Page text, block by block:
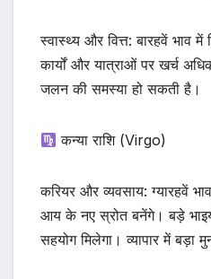
स्वास्थ्य और वित्त: बारहवें भाव
कार्यों और यात्राओं पर खर्च
जलन की समस्या हो सकती है।
कन्या राशि (Virgo)
करियर और व्यवसाय: ग्यारहवें
आय के नए स्रोत बनेंगे। बड़े
सहयोग मिलेगा। व्यापार में बड़ा